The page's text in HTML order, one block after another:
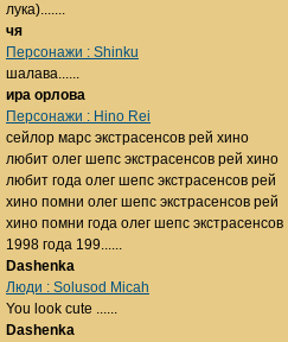
лука).......
чя
Персонажи : Shinku
шалава......
ира орлова
Персонажи : Hino Rei
сейлор марс экстрасенсов рей хино
любит олег шепс экстрасенсов рей хино
любит года олег шепс экстрасенсов рей
хино помни олег шепс экстрасенсов рей
хино помни года олег шепс экстрасенсов
1998 года 199......
Dashenka
Люди : Solusod Micah
You look cute ......
Dashenka